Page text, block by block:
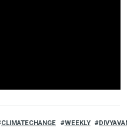
CLIMATECHANGE
WEEKLY